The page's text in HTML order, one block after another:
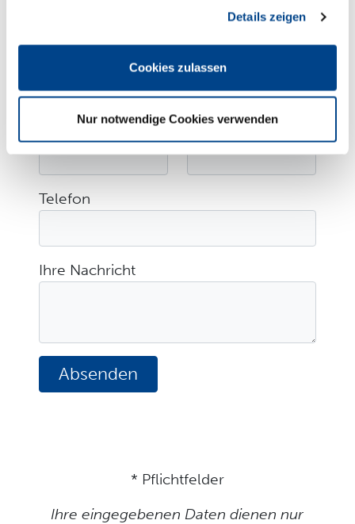
Cookies, wenn Sie unsere Webseite weiterhin nutzen.
Details zeigen
Cookies zulassen
Nur notwendige Cookies verwenden
Ort
Telefon
Ihre Nachricht
Absenden
* Pflichtfelder
Ihre eingegebenen Daten dienen nur